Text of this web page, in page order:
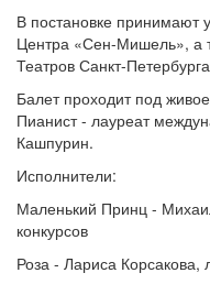
В постановке принимают
Центра «Сен-Мишель», а
Театров Санкт-
Балет проходит под
Пианист - лауреат
Кашпурин.
Исполнители:
Маленький Принц -
конкурсов
Роза - Лариса Корсакова,